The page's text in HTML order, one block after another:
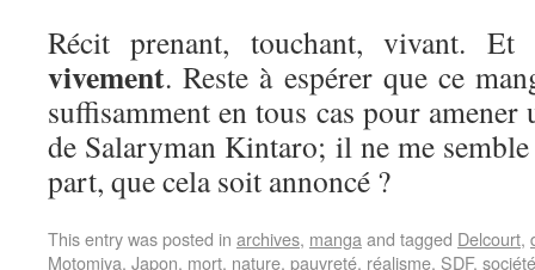
Récit prenant, touchant, vivant.
vivement. Reste à espérer que ce
suffisamment en tous cas pour
de Salaryman Kintaro; il ne me
part, que cela soit annoncé ?
This entry was posted in archives, manga and tagged Delcourt,
Motomiya, Japon, mort, nature, pauvreté, réalisme, SDF, société